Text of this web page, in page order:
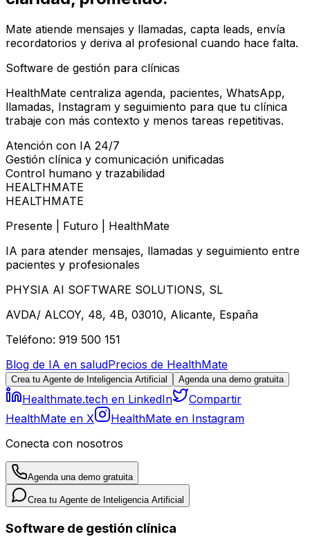
Mate atiende mensajes y llamadas, capta leads, envía
recordatorios y deriva al profesional cuando hace falta.
Software de gestión para clínicas
HealthMate centraliza agenda, pacientes, WhatsApp,
llamadas, Instagram y seguimiento para que tu clínica
trabaje con más contexto y menos tareas repetitivas.
Atención con IA 24/7
Gestión clínica y comunicación unificadas
Control humano y trazabilidad
HEALTHMATE
HEALTHMATE
Presente | Futuro | HealthMate
IA para atender mensajes, llamadas y seguimiento entre
pacientes y profesionales
PHYSIA AI SOFTWARE SOLUTIONS, SL
AVDA/ ALCOY, 48, 4B, 03010, Alicante, España
Teléfono: 919 500 151
Blog de IA en saludPrecios de HealthMate
Crea tu Agente de Inteligencia Artificial Agenda una demo gratuita
Healthmate.tech en LinkedIn
Compartir
HealthMate en X
HealthMate en Instagram
Conecta con nosotros
Agenda una demo gratuita
Crea tu Agente de Inteligencia Artificial
Software de gestión clínica